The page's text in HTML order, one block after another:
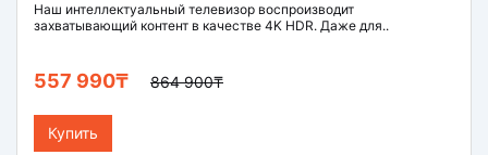
Наш интеллектуальный телевизор воспроизводит
захватывающий контент в качестве 4K HDR. Даже для..
557 990₸ 864 900₸
Купить